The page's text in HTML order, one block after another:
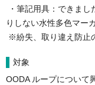
りしない水性多色マー
※紛失、取り違え防止
対象
OODA ループについて